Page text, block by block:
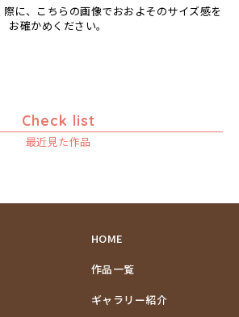
に、こちらの画像でおおよそのサイズ感を
お確かめください。
Check list
最近見た作品
HOME
作品一覧
ギャラリー紹介